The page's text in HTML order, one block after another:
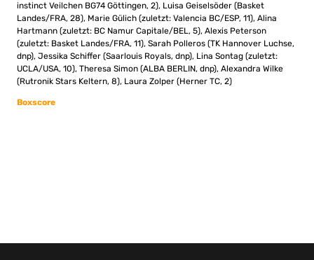
instinct Veilchen BG74 Göttingen, 2), Luisa Geiselsöder (Basket
Landes/FRA, 28), Marie Gülich (zuletzt: Valencia BC/ESP, 11), Alina
Hartmann (zuletzt: BC Namur Capitale/BEL, 5), Alexis Peterson
(zuletzt: Basket Landes/FRA, 11), Sarah Polleros (TK Hannover Luchse,
dnp), Jessika Schiffer (Saarlouis Royals, dnp), Lina Sontag (zuletzt:
UCLA/USA, 10), Theresa Simon (ALBA BERLIN, dnp), Alexandra Wilke
(Rutronik Stars Keltern, 8), Laura Zolper (Herner TC, 2)
Boxscore